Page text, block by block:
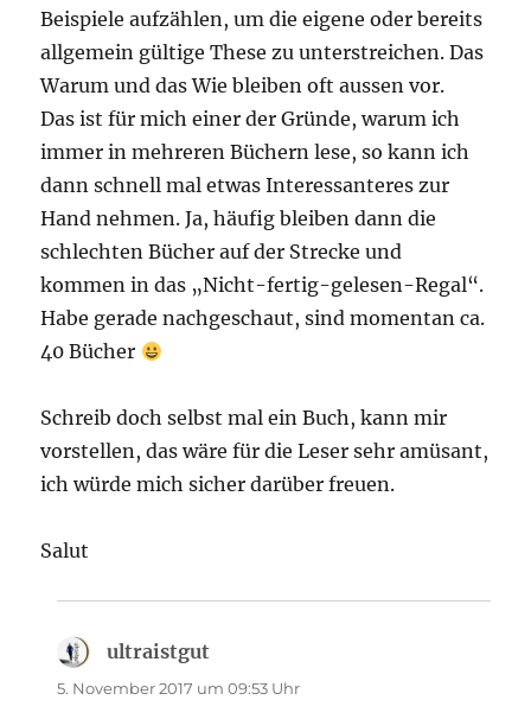
Beispiele aufzählen, um die eigene oder bereits
allgemein gültige These zu unterstreichen. Das
Warum und das Wie bleiben oft aussen vor.
Das ist für mich einer der Gründe, warum ich
immer in mehreren Büchern lese, so kann ich
dann schnell mal etwas Interessanteres zur
Hand nehmen. Ja, häufig bleiben dann die
schlechten Bücher auf der Strecke und
kommen in das „Nicht-fertig-gelesen-Regal“.
Habe gerade nachgeschaut, sind momentan ca.
40 Bücher
Schreib doch selbst mal ein Buch, kann mir
vorstellen, das wäre für die Leser sehr amüsant,
ich würde mich sicher darüber freuen.
Salut
ultraistgut
5. November 2017 um 09:53 Uhr